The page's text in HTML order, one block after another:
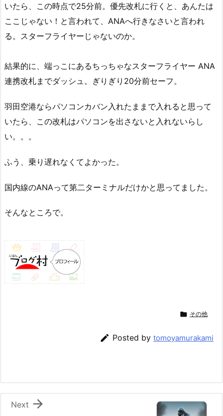
いたら、この時点で25分前。優先改札に行くと、あんたは
ここじゃない！と言われて、ANAへ行きなさいと言われ
る。スターフライヤーじゃないのか。
結果的に、端っこにあるちっちゃなスターフライヤー ANA
連携改札までダッシュ。ぎりぎり20分前セーフ。
羽田空港ならパソコンカバン入れたままで入れると思って
いたら、この改札はパソコンを出さないと入れないらし
い。。。
ふう、乗り遅れなくてよかった。
国内線のANAって第二ターミナルだけかと思ってました。
そんなところで。
 その他
 Posted by tomoyamurakami

Next